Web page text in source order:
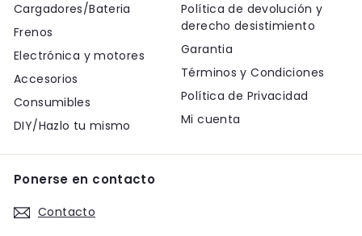
Cargadores/Bateria
Frenos
Electrónica y motores
Accesorios
Consumibles
DIY/Hazlo tu mismo
Política de devolución y
derecho desistimiento
Garantia
Términos y Condiciones
Política de Privacidad
Mi cuenta
Ponerse en contacto
Contacto